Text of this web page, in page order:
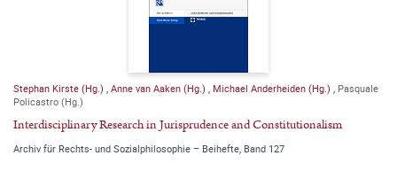
Stephan Kirste (Hg.) Anne van Aaken (Hg.) Michael Anderheiden (Hg.)
Pasquale
Policastro (Hg.)
Interdisciplinary Research in Jurisprudence and Constitutionalism
Archiv für Rechts- und Sozialphilosophie – Beihefte, Band 127